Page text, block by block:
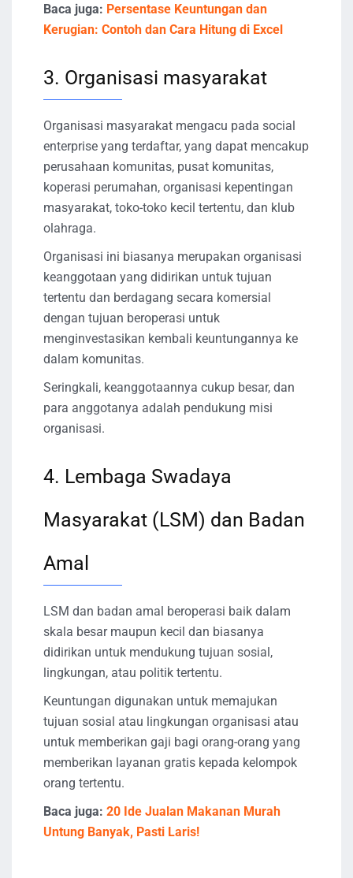
Baca juga: Persentase Keuntungan dan
Kerugian: Contoh dan Cara Hitung di Excel
3. Organisasi masyarakat
Organisasi masyarakat mengacu pada social
enterprise yang terdaftar, yang dapat mencakup
perusahaan komunitas, pusat komunitas,
koperasi perumahan, organisasi kepentingan
masyarakat, toko-toko kecil tertentu, dan klub
olahraga.
Organisasi ini biasanya merupakan organisasi
keanggotaan yang didirikan untuk tujuan
tertentu dan berdagang secara komersial
dengan tujuan beroperasi untuk
menginvestasikan kembali keuntungannya ke
dalam komunitas.
Seringkali, keanggotaannya cukup besar, dan
para anggotanya adalah pendukung misi
organisasi.
4. Lembaga Swadaya
Masyarakat (LSM) dan Badan
Amal
LSM dan badan amal beroperasi baik dalam
skala besar maupun kecil dan biasanya
didirikan untuk mendukung tujuan sosial,
lingkungan, atau politik tertentu.
Keuntungan digunakan untuk memajukan
tujuan sosial atau lingkungan organisasi atau
untuk memberikan gaji bagi orang-orang yang
memberikan layanan gratis kepada kelompok
orang tertentu.
Baca juga: 20 Ide Jualan Makanan Murah
Untung Banyak, Pasti Laris!